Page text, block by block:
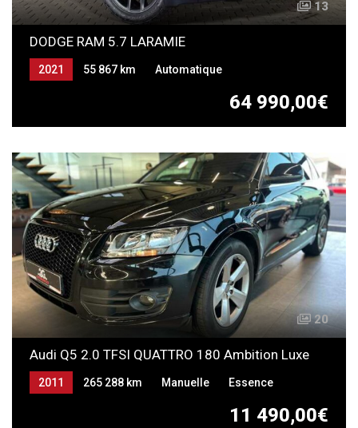
13
DODGE RAM 5.7 LARAMIE
64 990,00€
2021 55 867 km
Automatique
20
Audi Q5 2.0 TFSI QUATTRO 180 Ambition Luxe
11 490,00€
2011 265 288 km Manuelle Essence